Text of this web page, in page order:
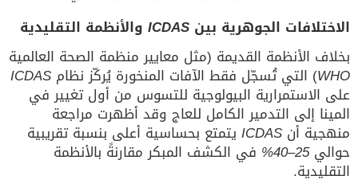
الاختلافات الجوهرية بين ICDAS والأنظمة التقليدية
بخلاف الأنظمة القديمة (مثل معايير منظمة الصحة العالمية
WHO) التي تُسجّل فقط الآفات المنخورة يُركّز نظام ICDAS
على الاستمرارية البيولوجية للتسوس من أول تغيير في
المينا إلى التدمير الكامل للعاج وقد أظهرت مراجعة
منهجية أن ICDAS يتمتع بحساسية أعلى بنسبة تقريبية
حوالي25–40% في الكشف المبكر مقارنةً بالأنظمة
التقليدية.